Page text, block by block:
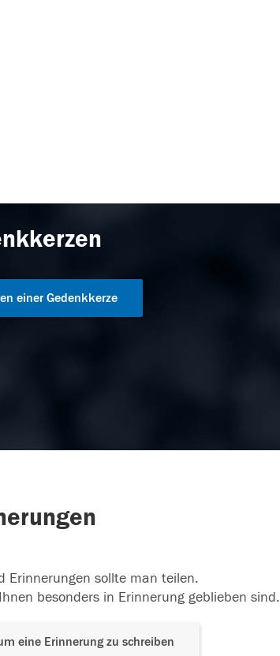
einer Gedenkkerze
Erinnerungen sollte man teilen.
besonders in Erinnerung geblieben sind.
eine Erinnerung zu schreiben